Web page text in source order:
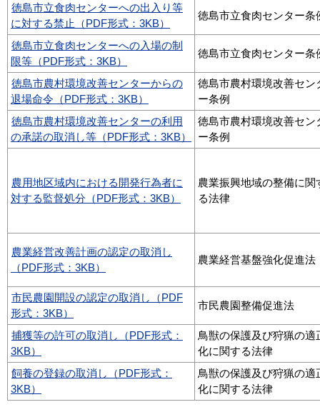
徳島市立食肉センターへの出入り等
に対する禁止（PDF形式：3KB）
徳島市立食肉センター条
徳島市立食肉センターへの入場の制
限等（PDF形式：3KB）
徳島市立食肉センター条
徳島市農村環境改善センターからの
退場命令（PDF形式：3KB）
徳島市農村環境改善セン
ー条例
徳島市農村環境改善センターの利用
の承諾の取消し等（PDF形式：3KB）
徳島市農村環境改善セン
ー条例
農用地区域内における開発行為者に
対する監督処分（PDF形式：3KB）
農業振興地域の整備に関
る法律
農業経営改善計画の認定の取消し
（PDF形式：3KB）
農業経営基盤強化促進法
市民農園開設の認定の取消し（PDF
形式：3KB）
市民農園整備促進法
捕獲等の許可の取消し（PDF形式：
3KB）
鳥獣の保護及び狩猟の適
化に関する法律
飼養の登録の取消し（PDF形式：
3KB）
鳥獣の保護及び狩猟の適
化に関する法律